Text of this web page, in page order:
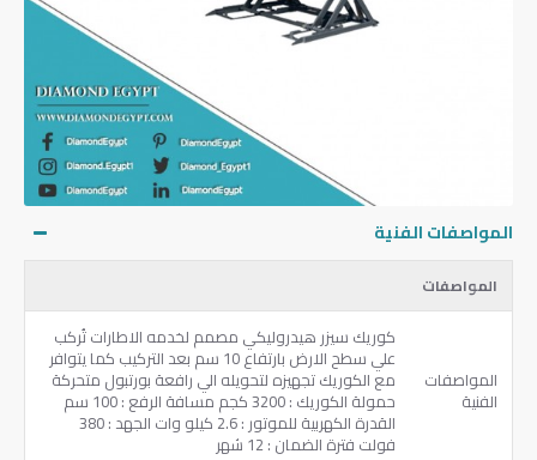
المواصفات الفنية
المواصفات
المواصفات
الفنية
كوريك سيزر هيدروليكي مصمم لخدمه الاطارات تُركب
علي سطح الارض بارتفاع 10 سم بعد التركيب كما يتوافر
مع الكوريك تجهيزه لتحويله الي رافعة بورتبول متحركة ‏
‏حمولة الكوريك ‏: ‎3200‏ كجم مسافة الرفع ‏: ‎100‏ سم
القدرة الكهربية للموتور ‏: ‎2.6‏ كيلو وات الجهد ‏: 380
فولت فترة الضمان ‏: ‎12‏ شهر